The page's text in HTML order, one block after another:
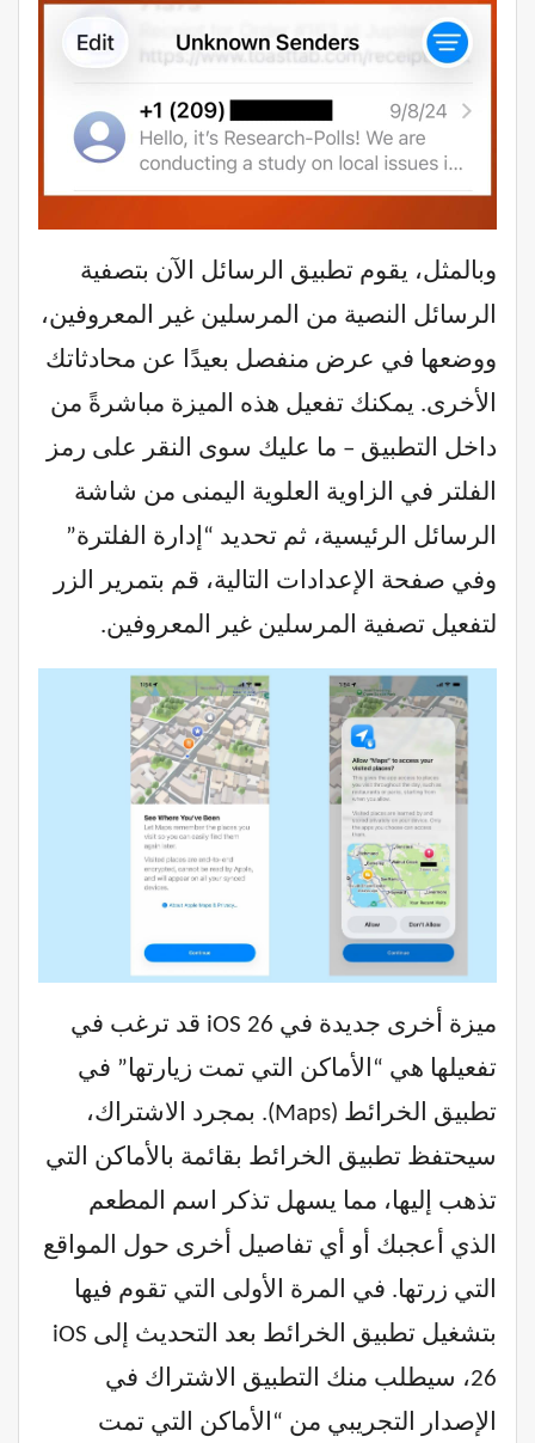
وبالمثل، يقوم تطبيق الرسائل الآن بتصفية
الرسائل النصية من المرسلين غير المعروفين،
ووضعها في عرض منفصل بعيدًا عن محادثاتك
الأخرى. يمكنك تفعيل هذه الميزة مباشرةً من
داخل التطبيق – ما عليك سوى النقر على رمز
الفلتر في الزاوية العلوية اليمنى من شاشة
الرسائل الرئيسية، ثم تحديد “إدارة الفلترة”
وفي صفحة الإعدادات التالية، قم بتمرير الزر
لتفعيل تصفية المرسلين غير المعروفين.
ميزة أخرى جديدة في iOS 26 قد ترغب في
تفعيلها هي “الأماكن التي تمت زيارتها” في
تطبيق الخرائط (Maps). بمجرد الاشتراك،
سيحتفظ تطبيق الخرائط بقائمة بالأماكن التي
تذهب إليها، مما يسهل تذكر اسم المطعم
الذي أعجبك أو أي تفاصيل أخرى حول المواقع
التي زرتها. في المرة الأولى التي تقوم فيها
بتشغيل تطبيق الخرائط بعد التحديث إلى iOS
26، سيطلب منك التطبيق الاشتراك في
الإصدار التجريبي من “الأماكن التي تمت